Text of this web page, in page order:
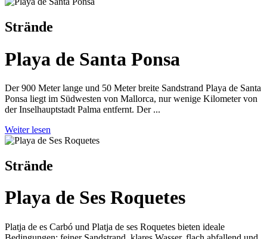
Strände
Playa de Santa Ponsa
Der 900 Meter lange und 50 Meter breite Sandstrand Playa de Santa
Ponsa liegt im Südwesten von Mallorca, nur wenige Kilometer von
der Inselhauptstadt Palma entfernt. Der ...
Weiter lesen
Strände
Playa de Ses Roquetes
Platja de es Carbó und Platja de ses Roquetes bieten ideale